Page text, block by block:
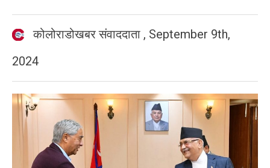
कोलोराडोखबर संवाददाता , September 9th,
2024